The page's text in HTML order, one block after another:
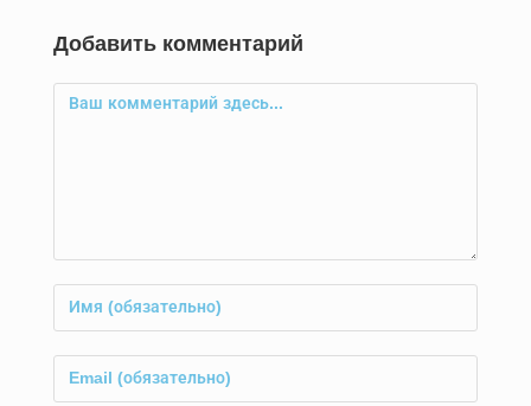
Добавить комментарий